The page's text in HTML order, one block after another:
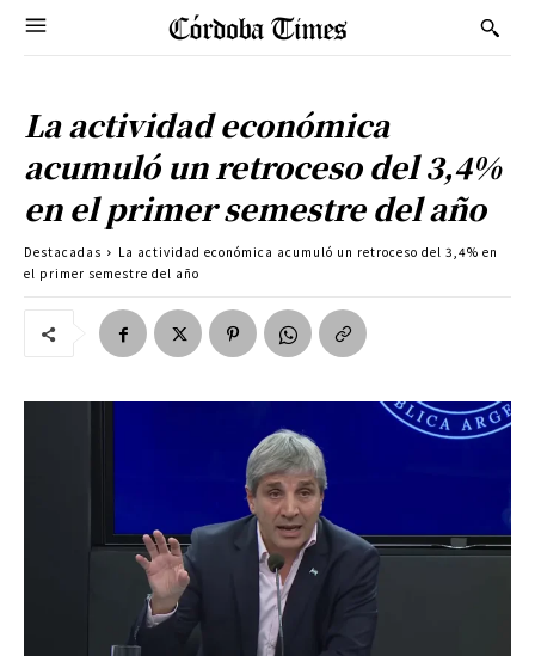
La actividad económica
acumuló un retroceso del 3,4%
en el primer semestre del año
Destacadas
La actividad económica acumuló un retroceso del 3,4% en
el primer semestre del año